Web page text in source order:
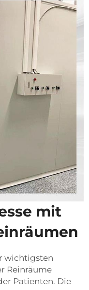
mit
wichtigsten
Reinräume
Patienten. Die